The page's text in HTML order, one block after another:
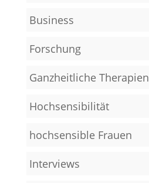
Business
Forschung
Ganzheitliche Therapien
Hochsensibilität
hochsensible Frauen
Interviews